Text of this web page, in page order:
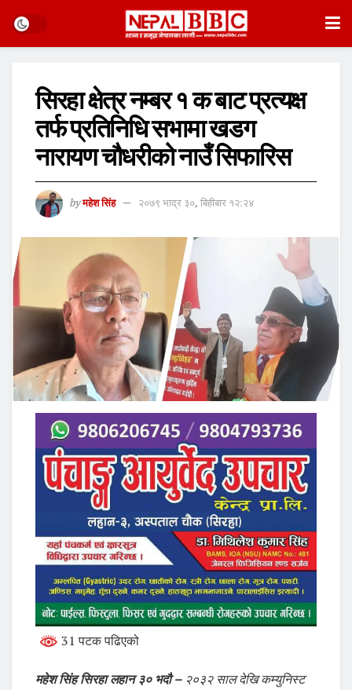
सिरहा क्षेत्र नम्बर १ क बाट प्रत्यक्ष
तर्फ प्रतिनिधि सभामा खडग
नारायण चौधरीको नाउँ सिफारिस
by महेश सिंह २०७९ भाद्र ३०, बिहीबार १२:२४
31 पटक पढिएको
महेश सिंह सिरहा लहान ३० भदौ –२०३२ साल देखि कम्युनिस्ट